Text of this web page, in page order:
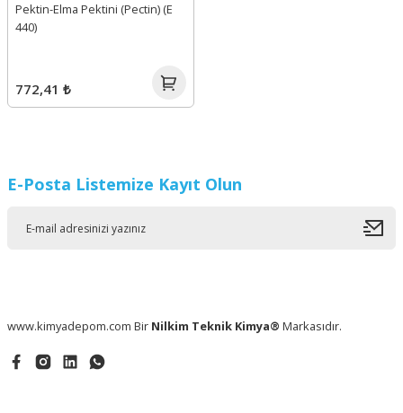
Pektin-Elma Pektini (Pectin) (E
440)
772,41 ₺
E-Posta Listemize Kayıt Olun
www.kimyadepom.com Bir Nilkim Teknik Kimya® Markasıdır.